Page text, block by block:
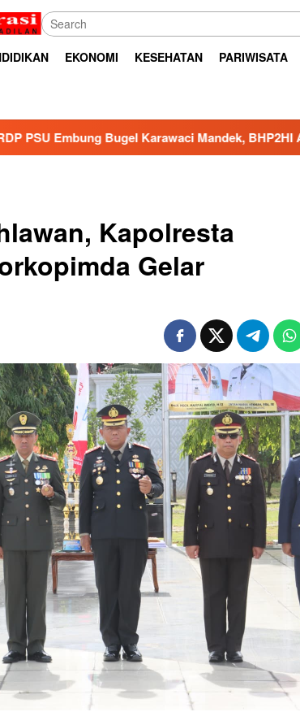
EKONOMI KESEHATAN PARIWISATA
Karawaci Mandek, BHP2HI Ancam Bawa ke
Kapolresta
Gelar